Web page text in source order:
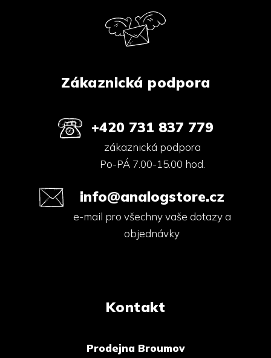
c
í
p
y
i
u
Zákaznická podpora
+420 731 837 779
zákaznická podpora
Po-PÁ 7.00-15.00 hod.
info@analogstore.cz
e-mail pro všechny vaše dotazy a
objednávky
Kontakt
Prodejna Broumov